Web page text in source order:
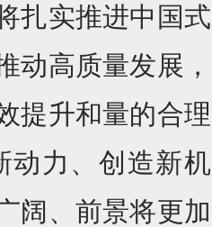
扎实推进中国式
动高质量发展，
提升和量的合理
动力、创造新机
阔、前景将更加